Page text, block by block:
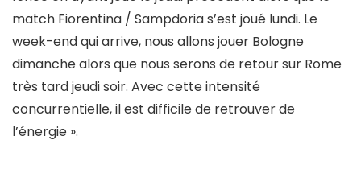
match Fiorentina / Sampdoria s’est joué lundi. Le
week-end qui arrive, nous allons jouer Bologne
dimanche alors que nous serons de retour sur Rome
très tard jeudi soir. Avec cette intensité
concurrentielle, il est difficile de retrouver de
l’énergie ».